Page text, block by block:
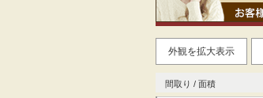
外観を拡大表示
間取り / 面積